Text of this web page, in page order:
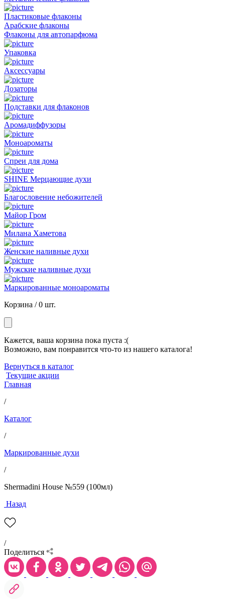
Пластиковые флаконы
Арабские флаконы
Флаконы для автопарфюма
Упаковка
Аксессуары
Дозаторы
Подставки для флаконов
Аромадиффузоры
Моноароматы
Спреи для дома
SHINE Мерцающие духи
Благословение небожителей
Майор Гром
Милана Хаметова
Женские наливные духи
Мужские наливные духи
Маркированные моноароматы
Корзина /0 шт.
Кажется, ваша корзина пока пуста :(
Возможно, вам понравится что-то из нашего каталога!
Вернуться в каталог
Текущие акции
Главная
/
Каталог
/
Маркированные духи
/
Shermadini House №559 (100мл)
Назад
/
Поделиться